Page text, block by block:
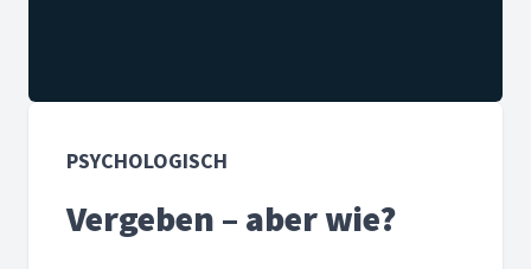
PSYCHOLOGISCH
Vergeben – aber wie?